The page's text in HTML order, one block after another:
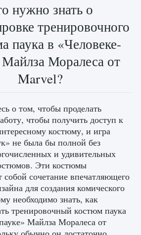
1 297 0
в Fortnite
нужно знать о
тренировочного
паука в «Человеке-
Майлза Моралеса от
Marvel?
о том, чтобы проделать
чтобы получить доступ к
костюму, и игра
не была бы полной без
и удивительных
Эти костюмы
собой сочетание впечатляющего
для создания комического
необходимо знать, как
тренировочный костюм паука
Майлза Моралеса от